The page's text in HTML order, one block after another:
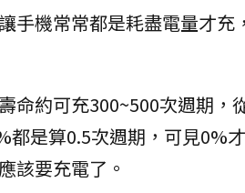
手機常常都是耗盡電量才
命約可充300~500次週期，
是算0.5次週期，可見0%
該要充電了。